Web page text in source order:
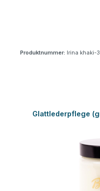
Produktnummer: Irina khaki-
Produktgalerie
Glattlederpflege